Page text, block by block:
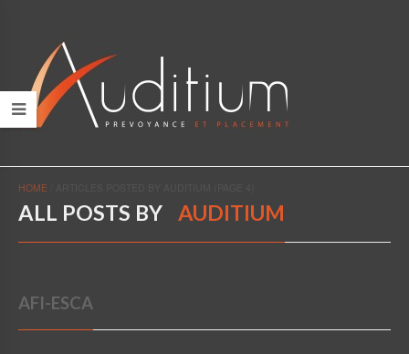
HOME
ALL POSTS BY AUDITIUM
AFI-ESCA